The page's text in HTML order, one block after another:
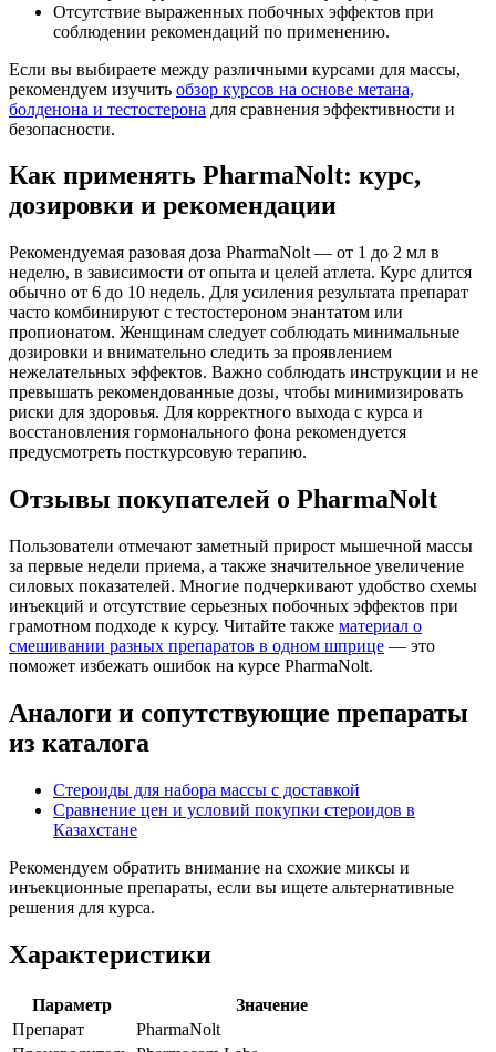
Отсутствие выраженных побочных эффектов при
соблюдении рекомендаций по применению.
Если вы выбираете между различными курсами для массы,
рекомендуем изучить обзор курсов на основе метана,
болденона и тестостерона для сравнения эффективности и
безопасности.
Как применять PharmaNolt: курс,
дозировки и рекомендации
Рекомендуемая разовая доза PharmaNolt — от 1 до 2 мл в
неделю, в зависимости от опыта и целей атлета. Курс длится
обычно от 6 до 10 недель. Для усиления результата препарат
часто комбинируют с тестостероном энантатом или
пропионатом. Женщинам следует соблюдать минимальные
дозировки и внимательно следить за проявлением
нежелательных эффектов. Важно соблюдать инструкции и не
превышать рекомендованные дозы, чтобы минимизировать
риски для здоровья. Для корректного выхода с курса и
восстановления гормонального фона рекомендуется
предусмотреть посткурсовую терапию.
Отзывы покупателей о PharmaNolt
Пользователи отмечают заметный прирост мышечной массы
за первые недели приема, а также значительное увеличение
силовых показателей. Многие подчеркивают удобство схемы
инъекций и отсутствие серьезных побочных эффектов при
грамотном подходе к курсу. Читайте также материал о
смешивании разных препаратов в одном шприце — это
поможет избежать ошибок на курсе PharmaNolt.
Аналоги и сопутствующие препараты
из каталога
Стероиды для набора массы с доставкой
Сравнение цен и условий покупки стероидов в
Казахстане
Рекомендуем обратить внимание на схожие миксы и
инъекционные препараты, если вы ищете альтернативные
решения для курса.
Характеристики
Параметр
Значение
Препарат
PharmaNolt